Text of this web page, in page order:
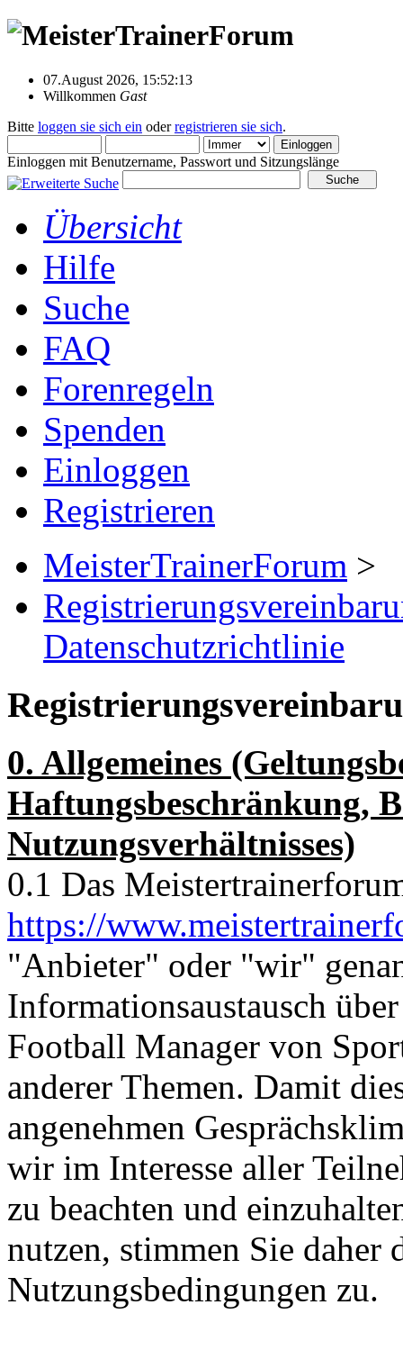
07.August 2026, 15:52:13
Willkommen Gast
Bitte loggen sie sich ein oderregistrieren sie sich.
Einloggen mit Benutzername, Passwort und Sitzungslänge
Übersicht
Hilfe
Suche
FAQ
Forenregeln
Spenden
Einloggen
Registrieren
MeisterTrainerForum >
Datenschutzrichtlinie
0. Allgemeines
Haftungsbeschränkung,
Nutzungsverhältnisses)
0.1 Das
https://
"Anbieter" oder "wir"
Informationsaustausch
Football Manager von
anderer Themen. Damit
angenehmen
wir im Interesse aller
zu beachten und
nutzen, stimmen Sie daher
Nutzungsbedingungen zu.